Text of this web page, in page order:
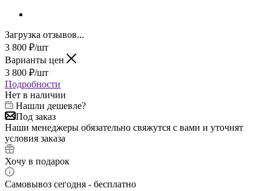
Загрузка отзывов...
3 800 ₽/шт
Варианты цен
3 800 ₽/шт
Подробности
Нет в наличии
Нашли дешевле?
Под заказ
Наши менеджеры обязательно свяжутся с вами и уточнят
условия заказа
Хочу в подарок
Самовывоз сегодня - бесплатно